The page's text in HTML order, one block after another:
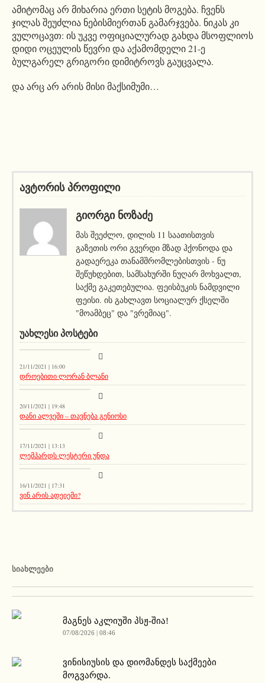
ამიტომაც არ მიხარია ერთი სეტის მოგება. ჩვენს
ჯილას შეუძლია ნებისმიერთან გამარჯვება. ნიკას კი
ვულოცავთ: ის უკვე ოფიციალურად გახდა მსოფლიოს
დიდი ოცეულის წევრი და აქამომდელი 21-ე
ბულგარელ გრიგორი დიმიტროვს გაუცვალა.
და არც არ არის მისი მაქსიმუმი…
ავტორის პროფილი
ᲒᲘᲝᲠᲒᲘ ᲜᲝᲖᲐᲫᲔ
მას შეეძლო, დილის 11 საათისთვის
გაზეთის ორი გვერდი მზად ჰქონოდა და
გადაერეკა თანამშრომლებისთვის - ნუ
შეწუხდებით, სამსახურში ნუღარ მოხვალთ,
საქმე გაკეთებულია. ფეისბუკის ნამდვილი
ფეისი. ის გახლავთ სოციალურ ქსელში
"მოამბეც" და "ვრემიაც".
ᲣᲐᲮᲚᲔᲡᲘ ᲞᲝᲡᲢᲔᲑᲘ
კატეგორიის გარეშე
21/11/2021 | 16:00
დროებითი ლორან ბლანი
აქეთურ-იქითური
20/11/2021 | 19:48
დანი ალვეში – თავნება გენიოსი
აქეთურ-იქითური
17/11/2021 | 13:13
ლემპარდს ლესტერი უნდა
აქეთურ-იქითური
16/11/2021 | 17:31
ვინ არის ადეიემი?
ᲡᲘᲐᲮᲚᲔᲔᲑᲘ
მაგნეს აკლიუში პსჟ-შია!
07/08/2026 | 08:46
ვინისიუსის და დიომანდეს საქმეები
მოგვარდა.